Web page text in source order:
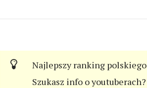
Najlepszy ranking
Szukasz info o